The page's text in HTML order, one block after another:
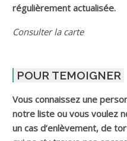
régulièrement actualisée.
Consulter la carte
POUR TEMOIGNER
Vous connaissez une
notre liste ou vous voulez
un cas d’enlèvement, de